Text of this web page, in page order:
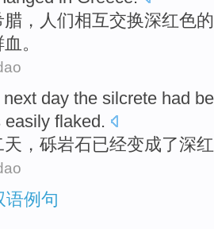
， 人们相互交换深红色的
。
next day the silcrete had
easily flaked.
天 ，砾岩石已经变成了深
语例句